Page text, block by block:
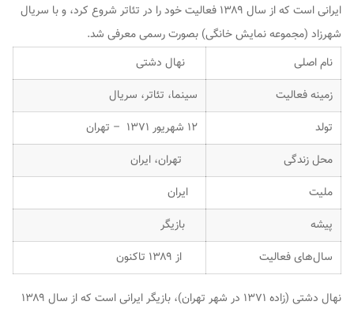
ایرانی است که از سال ۱۳۸۹ فعالیت خود را در تئاتر شروع کرد، و با سریال
شهرزاد (مجموعه نمایش خانگی) بصورت رسمی معرفی شد.
نام اصلی
نهال دشتی
زمینه فعالیت
سینما، تئاتر، سریال
تولد
۱۲ شهریور ۱۳۷۱ – تهران
محل زندگی
تهران، ایران
ملیت
ایران
پیشه
بازیگر
سال‌های فعالیت
از ۱۳۸۹ تاکنون
نهال دشتی (زاده ۱۳۷۱ در شهر تهران)، بازیگر ایرانی است که از سال ۱۳۸۹